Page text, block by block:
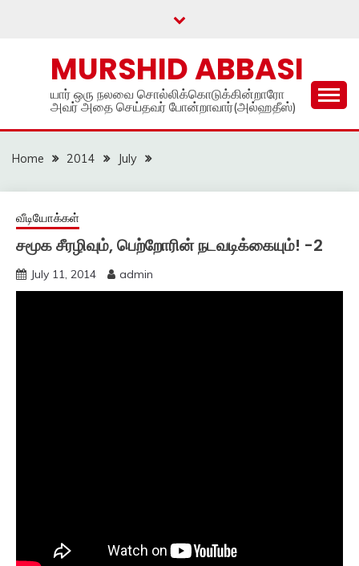
MURSHID ABBASI
யார் ஒரு நலவை சொல்லிக்கொடுக்கின்றாரோ
அவர் அதை செய்தவர் போன்றாவார்(அல்ஹதீஸ்)
Home 2014 July
வீடியோக்கள்
சமூக சீரழிவும், பெற்றோரின் நடவடிக்கையும்! -2
July 11, 2014 admin